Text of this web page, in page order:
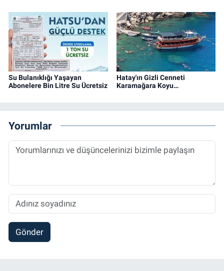
Su Bulanıklığı Yaşayan
Abonelere Bin Litre Su Ücretsiz
Hatay'ın Gizli Cenneti
Karamağara Koyu…
Yorumlar
Gönder